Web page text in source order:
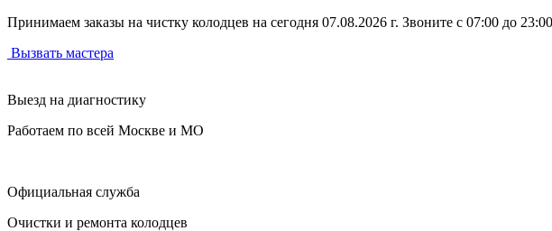
Принимаем заказы на чистку колодцев на сегодня 07.08.2026 г. Звоните с 07:00 до
Вызвать мастера
Выезд на диагностику
Работаем по всей Москве и МО
Официальная служба
Очистки и ремонта колодцев